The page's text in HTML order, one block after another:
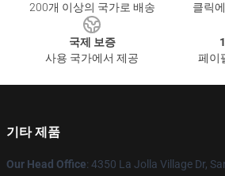
200개 이상의 국가로 배송
클릭
국제 보증
사용 국가에서 제공
페이
기타 제품
Our Head Office: 4350 La Jolla Village Dr,